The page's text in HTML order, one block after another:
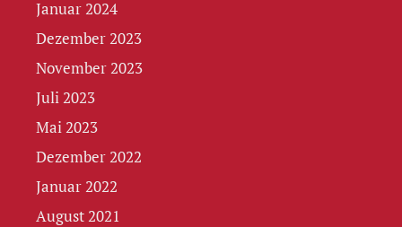
Januar 2024
Dezember 2023
November 2023
Juli 2023
Mai 2023
Dezember 2022
Januar 2022
August 2021